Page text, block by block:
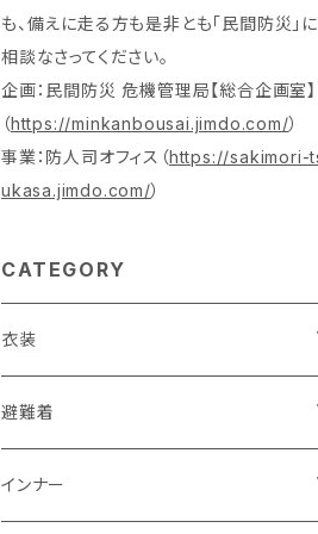
も、備えに走る方も是非とも「民間防災」
相談なさってください。
企画：民間防災 危機管理局【総合企画室】
（https://minkanbousai.jimdo.com/）
事業：防人司オフィス（https://sakimori-
ukasa.jimdo.com/）
CATEGORY
衣装
活動服（防災服）
ドライウエア
レスキュー
避難着
レディス
インナー